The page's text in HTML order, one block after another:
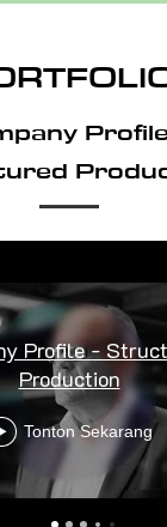
Profile -
Production
Tonton Sekarang